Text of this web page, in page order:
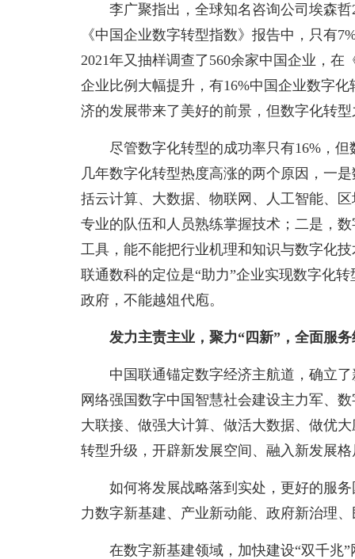
李广聚指出，全球知名咨询公司埃森
《中国企业数字转型指数》报告中，只有
2021年又抽样调查了560余家中国企业，
企业比例大幅提升，有16%中国企业数字
济的发展带来了美好的前景，但数字化转
尽管数字化转型的成功率只有16%，
几年数字化转型热度高涨的两个原因，一
括云计算、大数据、物联网、人工智能、
专业的队伍和人员熟练掌握技术；二是，
工具，能不能把行业机理和知识与数字化
联通数科的定位是“助力”企业实现数字化
政府，不能越俎代庖。
发力主责主业，聚力“四新”，全面服
中国联通锚定数字经济主航道，确立
网络强国数字中国智慧社会建设主力军、
大联接、做强大计算、做活大数据、做优
转型升级，开辟新发展空间、融入新发展格
如何将发展战略落到实处，更好的服
力数字新基建、产业新动能、政府新治理
在数字新基建领域，加快建设“双千兆